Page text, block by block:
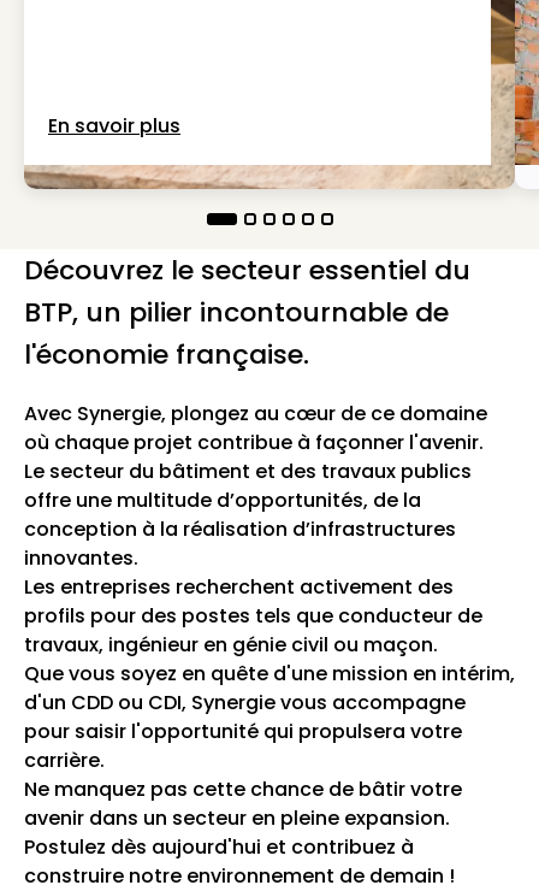
En savoir plus
Découvrez le secteur essentiel du
BTP, un pilier incontournable de
l'économie française.
Avec Synergie, plongez au cœur de ce domaine
où chaque projet contribue à façonner l'avenir.
Le secteur du bâtiment et des travaux publics
offre une multitude d’opportunités, de la
conception à la réalisation d’infrastructures
innovantes.
Les entreprises recherchent activement des
profils pour des postes tels que conducteur de
travaux, ingénieur en génie civil ou maçon.
Que vous soyez en quête d'une mission en intérim,
d'un CDD ou CDI, Synergie vous accompagne
pour saisir l'opportunité qui propulsera votre
carrière.
Ne manquez pas cette chance de bâtir votre
avenir dans un secteur en pleine expansion.
Postulez dès aujourd'hui et contribuez à
construire notre environnement de demain !